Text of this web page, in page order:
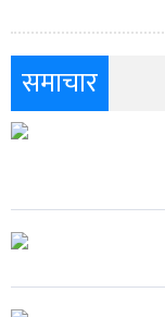
समाचार